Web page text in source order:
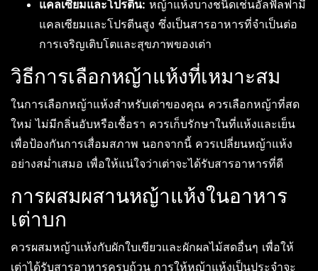
แคลเซียมและโปรตีน: หญ้าแห้งบางชนิดเช่นอัลฟัลฟามี
แคลเซียมและโปรตีนสูง ซึ่งเป็นสารอาหารที่จำเป็นต่อ
การเจริญเติบโตและสุขภาพของเต่า
วิธีการเลือกหญ้าแห้งที่เหมาะสม
ในการเลือกหญ้าแห้งสำหรับเต่าของคุณ ควรเลือกหญ้าที่สด
ใหม่ ไม่มีกลิ่นอับหรือเชื้อรา ควรเก็บรักษาในที่แห้งและเย็น
เพื่อป้องกันการเสื่อมสภาพ นอกจากนี้ ควรเปลี่ยนหญ้าแห้ง
อย่างสม่ำเสมอ เพื่อให้แน่ใจว่าเต่าจะได้รับสารอาหารที่ดี
การผสมผสานหญ้าแห้งในอาหาร
เต่าบก
ควรผสมหญ้าแห้งกับผักใบเขียวและผักผลไม้สดอื่นๆ เพื่อให้
เต่าได้รับสารอาหารครบถ้วน การให้หญ้าแห้งเป็นประจำจะ